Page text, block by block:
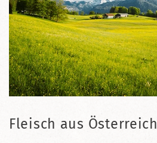
Fleisch aus Österreich